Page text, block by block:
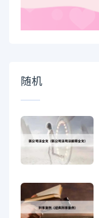
随机